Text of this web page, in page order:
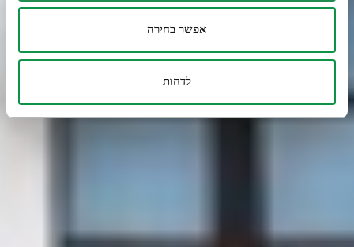
אפשר בחירה
לדחות